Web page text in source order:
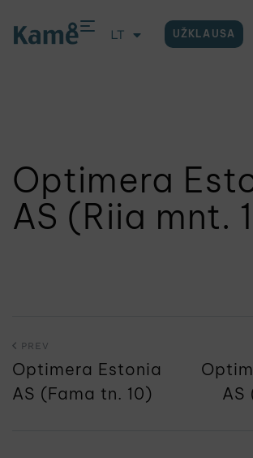
LT
EN UŽKLAUSA
Optimera
AS (Riia mnt.
PREV
Optimera Estonia
AS (Fama tn. 10)
AS